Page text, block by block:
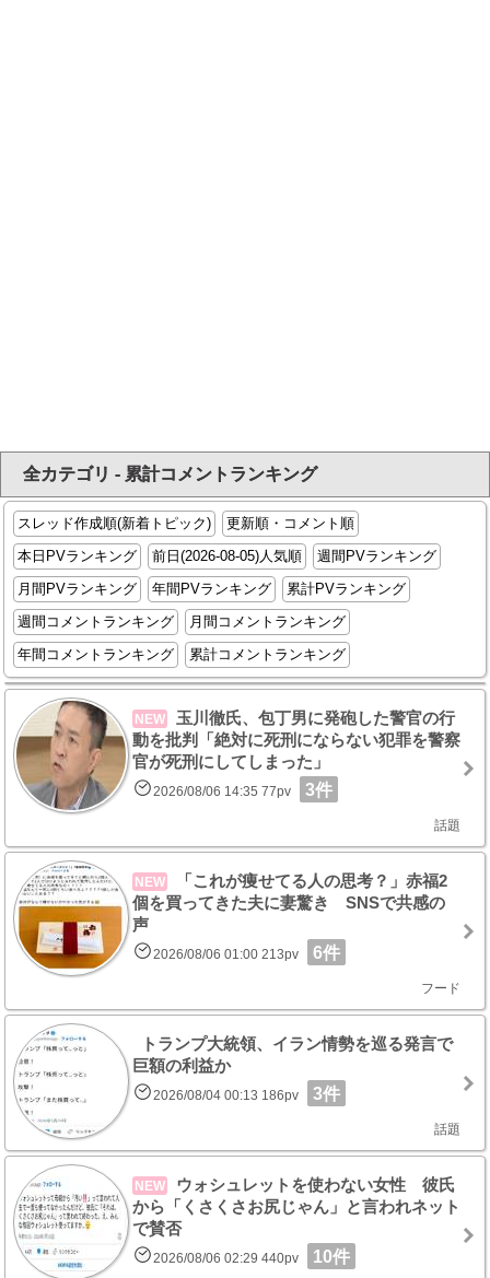
全カテゴリ - 累計コメントランキング
スレッド作成順(新着トピック)
更新順・コメント順
本日PVランキング
前日(2026-08-05)人気順
週間PVランキング
月間PVランキング
年間PVランキング
累計PVランキング
週間コメントランキング
月間コメントランキング
年間コメントランキング
累計コメントランキング
NEW
玉川徹氏、包丁男に発砲した警官の行
動を批判「絶対に死刑にならない犯罪を警察
官が死刑にしてしまった」
2026/08/06 14:35 77pv 3件
話題
NEW
「これが痩せてる人の思考？」赤福2
個を買ってきた夫に妻驚き SNSで共感の
声
2026/08/06 01:00 213pv 6件
フード
トランプ大統領、イラン情勢を巡る発言で
巨額の利益か
2026/08/04 00:13 186pv 3件
話題
NEW
ウォシュレットを使わない女性 彼氏
から「くさくさお尻じゃん」と言われネット
で賛否
2026/08/06 02:29 440pv 10件